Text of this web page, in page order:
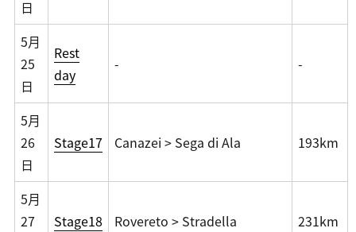
日
5月
25
日
Rest
day
- -
5月
26
日
Stage17 Canazei > Sega di Ala 193km
5月
27
Stage18 Rovereto > Stradella 231km